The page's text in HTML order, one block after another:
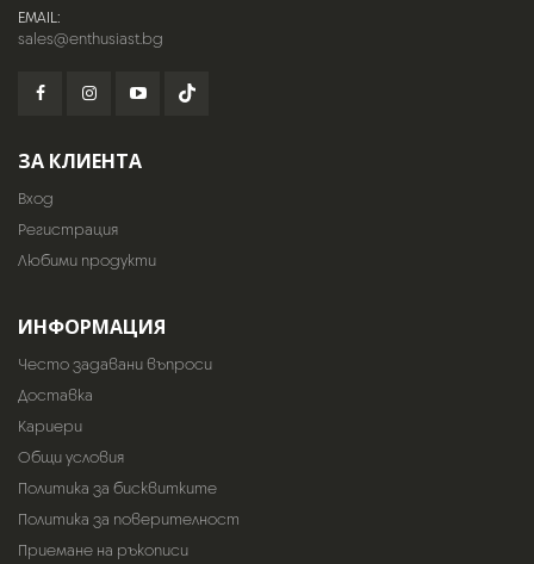
EMAIL:
sales@enthusiast.bg
ЗА КЛИЕНТА
Вход
Регистрация
Любими продукти
ИНФОРМАЦИЯ
Често задавани въпроси
Доставка
Кариери
Общи условия
Политика за бисквитките
Политика за поверителност
Приемане на ръкописи